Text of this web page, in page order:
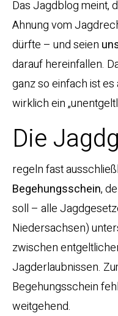
Das Jagdblog meint,
Ahnung vom
dürfte – und seien
darauf hereinfallen.
ganz so einfach ist
wirklich ein
Die
regeln fast
Begehungsschein,
soll – alle
Niedersachsen)
zwischen
Jagderlaubnissen.
Begehungsschein
weitgehend.